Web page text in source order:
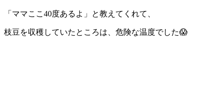
「ママここ40度あるよ」と教えてくれて、
枝豆を収穫していたところは、危険な温度でした😱